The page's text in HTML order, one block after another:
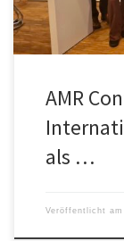
AMR
als …
Veröffentlicht am